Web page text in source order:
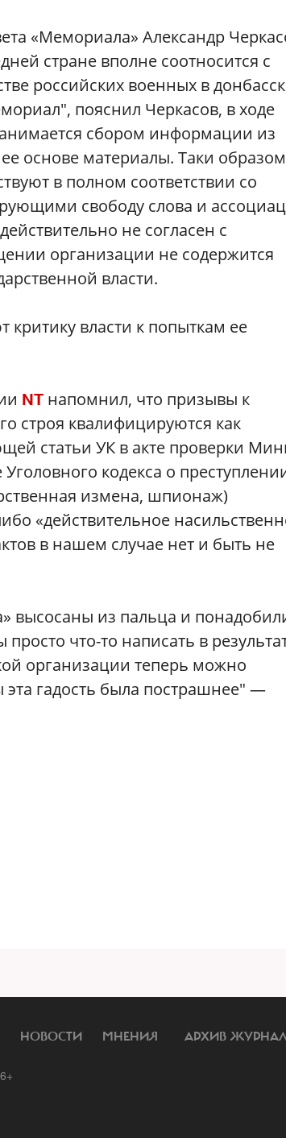
«Мемориала» Александр
стране вполне соотносится с
российских военных в
пояснил Черкасов, в ходе
сбором информации из
основе материалы. Таки
в полном соответствии со
свободу слова и
не согласен с
организации не содержится
власти.
власти к попыткам ее
NT напомнил, что призывы к
строя квалифицируются как
статьи УК в акте проверки
кодекса о
измена, шпионаж)
«действительное
в нашем случае нет и быть не
высосаны из пальца и
что-то написать в
организации теперь можно
эта гадость была пострашнее" —
НОВОСТИ МНЕНИЯ АРХИВ